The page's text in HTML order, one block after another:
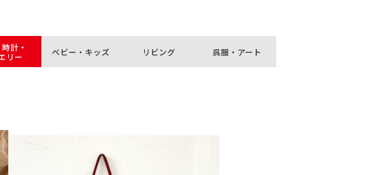
計・
リー
ベビー・キッズ リビング 呉服・アート